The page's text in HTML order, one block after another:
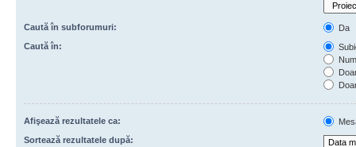
Caută în subforumuri:
Da
Caută în:
Afişează rezultatele ca:
Sortează rezultatele după: